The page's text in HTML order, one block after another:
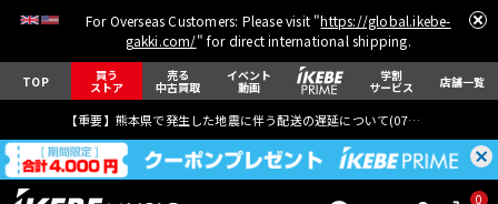
For Overseas Customers: Please visit "https://global.ikebe-
gakki.com/" for direct international shipping.
TOP 買う
ストア
売る
中古買取
イベント
動画
学割
サービス 店舗一覧
【重要】熊本県で発生した地震に伴う配送の遅延について(07月29日
0